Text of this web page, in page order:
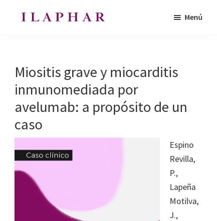
la
OFIL
Organización
de
Farmacéuticos
|
latinoamericanos
|
Ibero
American
Menú
Miositis grave y miocarditis
inmunomediada por
avelumab: a propósito de un
caso
Espino
Revilla,
P.,
Lapeña
Motilva,
J.,